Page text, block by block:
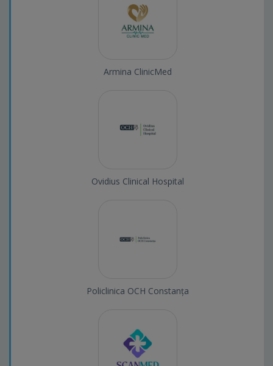
Armina ClinicMed
Ovidius Clinical Hospital
Policlinica OCH Constanța